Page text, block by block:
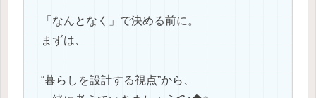
「なんとなく」で決める前に。
まずは、
“暮らしを設計する視点”から、